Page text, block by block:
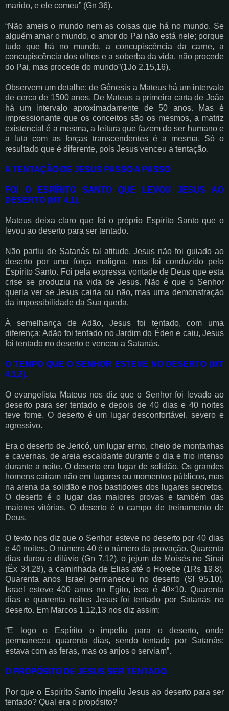
marido, e ele comeu” (Gn 36).
“Não ameis o mundo nem as coisas que há no mundo. Se
alguém amar o mundo, o amor do Pai não está nele; porque
tudo que há no mundo, a concupiscência da carne, a
concupiscência dos olhos e a soberba da vida, não procede
do Pai, mas procede do mundo”(1Jo 2.15,16).
Observem um detalhe: de Gênesis a Mateus há um intervalo
de cerca de 1500 anos. De Mateus a primeira carta de João
há um intervalo aproximadamente de 50 anos. Mas é
impressionante que os conceitos são os mesmos, a matriz
existencial é a mesma, a leitura que fazem do ser humano e
a luta com as forças transcendentes é a mesma. Só o
resultado que é diferente, pois Jesus venceu a tentação.
A TENTAÇÃO DE JESUS PASSO A PASSO
FOI O ESPÍRITO SANTO QUE LEVOU JESUS AO
DESERTO (MT 4.1).
Mateus deixa claro que foi o próprio Espírito Santo que o
levou ao deserto para ser tentado.
Não partiu de Satanás tal atitude. Jesus não foi guiado ao
deserto por uma força maligna, mas foi conduzido pelo
Espírito Santo. Foi pela expressa vontade de Deus que esta
crise se produziu na vida de Jesus. Não é que o Senhor
queria ver se Jesus cairia ou não, mas uma demonstração
da impossibilidade da Sua queda.
À semelhança de Adão, Jesus foi tentado, com uma
diferença: Adão foi tentado no Jardim do Éden e caiu, Jesus
foi tentado no deserto e venceu a Satanás.
O TEMPO QUE O SENHOR ESTEVE NO DESERTO (MT
4.1,2).
O evangelista Mateus nos diz que o Senhor foi levado ao
deserto para ser tentado e depois de 40 dias e 40 noites
teve fome. O deserto é um lugar desconfortável, severo e
agressivo.
Era o deserto de Jericó, um lugar ermo, cheio de montanhas
e cavernas, de areia escaldante durante o dia e frio intenso
durante a noite. O deserto era lugar de solidão. Os grandes
homens caíram não em lugares ou momentos públicos, mas
na arena da solidão e nos bastidores dos lugares secretos.
O deserto é o lugar das maiores provas e também das
maiores vitórias. O deserto é o campo de treinamento de
Deus.
O texto nos diz que o Senhor esteve no deserto por 40 dias
e 40 noites. O número 40 é o número da provação. Quarenta
dias durou o dilúvio (Gn 7.12), o jejum de Moisés no Sinai
(Êx 34.28), a caminhada de Elias até o Horebe (1Rs 19.8).
Quarenta anos Israel permaneceu no deserto (Sl 95.10).
Israel esteve 400 anos no Egito, isso é 40×10. Quarenta
dias e quarenta noites Jesus foi tentado por Satanás no
deserto. Em Marcos 1.12,13 nos diz assim:
“E logo o Espírito o impeliu para o deserto, onde
permaneceu quarenta dias, sendo tentado por Satanás;
estava com as feras, mas os anjos o serviam”.
O PROPÓSITO DE JESUS SER TENTADO.
Por que o Espírito Santo impeliu Jesus ao deserto para ser
tentado? Qual era o propósito?